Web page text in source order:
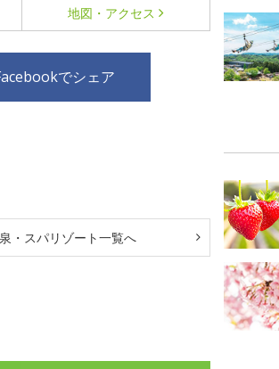
地図・アクセス
でシェア
・スパリゾート一覧へ